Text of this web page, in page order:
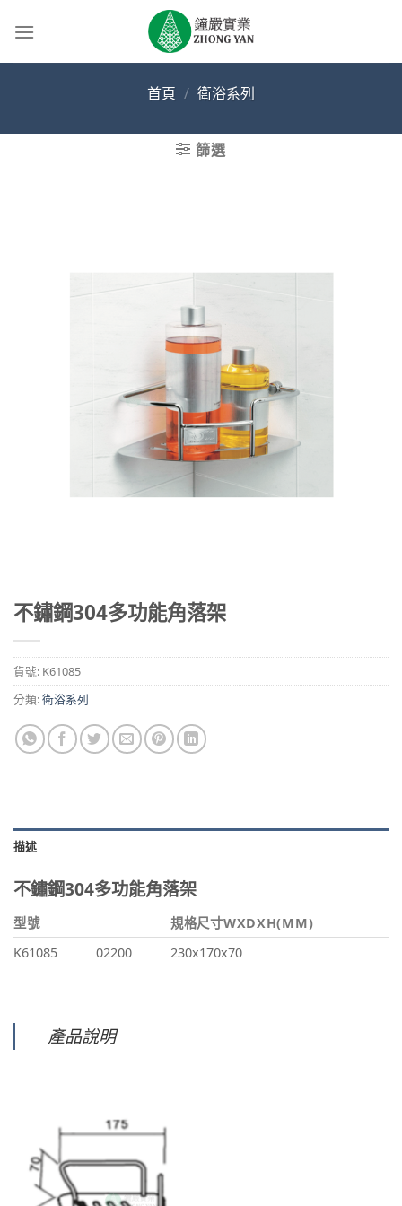
首頁 / 衛浴系列
篩選
不鏽鋼304多功能角落架
貨號: K61085
分類:衛浴系列
描述
不鏽鋼304多功能角落架
型號
規格尺寸WXDXH(MM)
K61085
02200 230x170x70
產品說明